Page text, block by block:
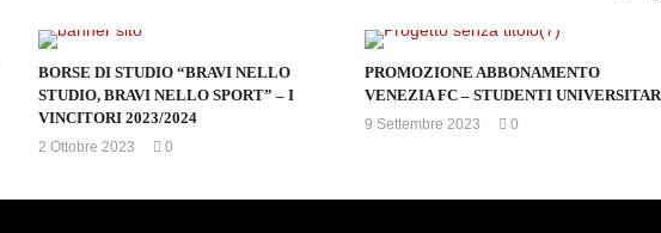
BORSE DI STUDIO “BRAVI NELLO
STUDIO, BRAVI NELLO SPORT” – I
VINCITORI 2023/2024
2 Ottobre 2023
0
PROMOZIONE ABBONAMENTO
VENEZIA FC – STUDENTI
9 Settembre 2023
0